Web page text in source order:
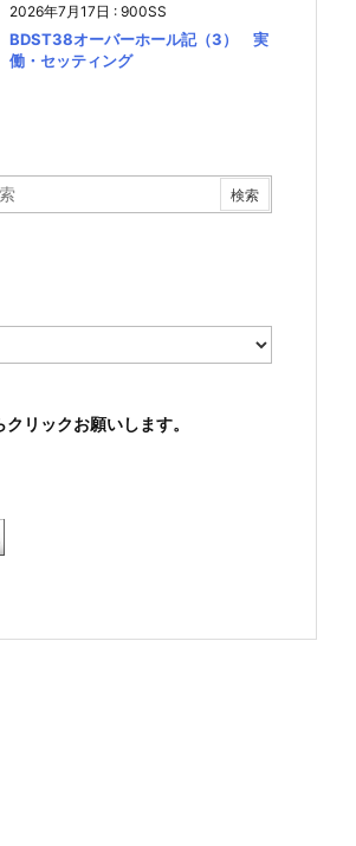
2026年7月17日 : 900SS
BDST38オーバーホール記（3） 実
働・セッティング
リックお願いします。